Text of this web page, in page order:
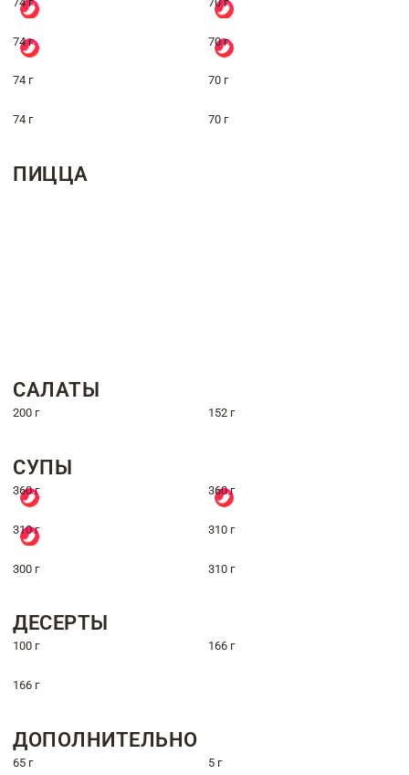
74 г 70 г
74 г 70 г
74 г 70 г
ПИЦЦА
САЛАТЫ
200 г 152 г
СУПЫ
360 г 360 г
310 г 310 г
300 г 310 г
ДЕСЕРТЫ
100 г 166 г
166 г
ДОПОЛНИТЕЛЬНО
65 г 5 г